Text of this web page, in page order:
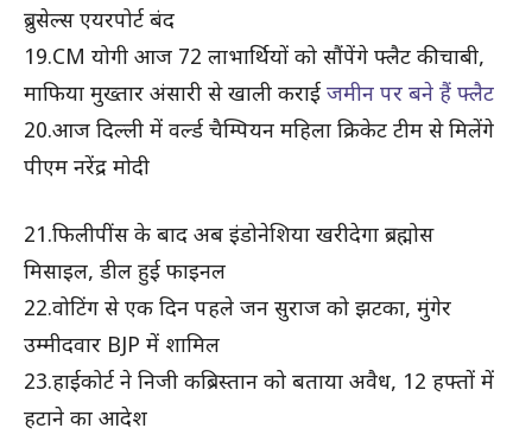
ब्रुसेल्स एयरपोर्ट बंद
19.CM योगी आज 72 लाभार्थियों को सौंपेंगे फ्लैट की चाबी,
माफिया मुख्तार अंसारी से खाली कराई जमीन पर बने हैं फ्लैट
20.आज दिल्ली में वर्ल्ड चैम्पियन महिला क्रिकेट टीम से मिलेंगे
पीएम नरेंद्र मोदी
21.फिलीपींस के बाद अब इंडोनेशिया खरीदेगा ब्रह्मोस
मिसाइल, डील हुई फाइनल
22.वोटिंग से एक दिन पहले जन सुराज को झटका, मुंगेर
उम्मीदवार BJP में शामिल
23.हाईकोर्ट ने निजी कब्रिस्तान को बताया अवैध, 12 हफ्तों में
हटाने का आदेश